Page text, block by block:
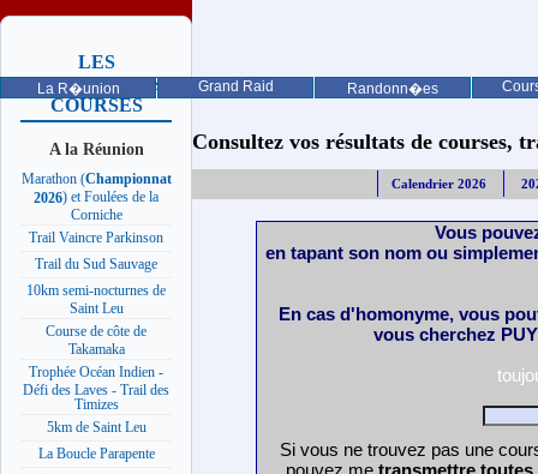
La R�union Grand Raid Randonn�es
LES
PROCHAINES
COURSES
A la Réunion
Marathon (Championnat
2026) et Foulées de la
Corniche
Trail Vaincre Parkinson
Trail du Sud Sauvage
10km semi-nocturnes de
Saint Leu
Course de côte de
Takamaka
Trophée Océan Indien -
Défi des Laves - Trail des
Timizes
5km de Saint Leu
La Boucle Parapente
Consultez vos résultats de courses,
Calendrier 2026
Vous
en tapant son nom ou
En cas d'homonyme, vous
vous cherchez
Si vous ne trouvez pas une
pouvez me transmettre